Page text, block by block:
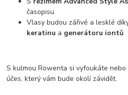
časopisu
Vlasy budou zářivé a lesklé
keratinu a generátoru iontů
S kulmou Rowenta si vyfoukáte
účes, který vám bude okolí závidět.